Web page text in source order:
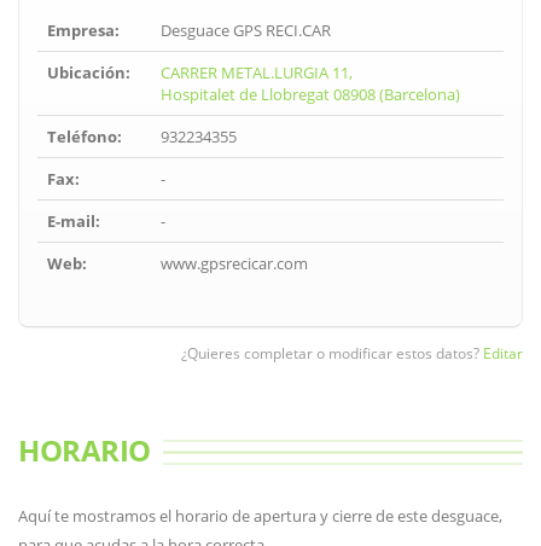
Empresa:
Desguace GPS RECI.CAR
Ubicación:
CARRER METAL.LURGIA 11,
Hospitalet de Llobregat 08908 (Barcelona)
Teléfono:
932234355
Fax:
-
E-mail:
-
Web:
www.gpsrecicar.com
¿Quieres completar o modificar estos datos? Editar
HORARIO
Aquí te mostramos el horario de apertura y cierre de este desguace,